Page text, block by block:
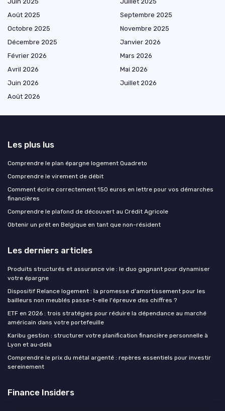
Août 2025
Septembre 2025
Octobre 2025
Novembre 2025
Décembre 2025
Janvier 2026
Février 2026
Mars 2026
Avril 2026
Mai 2026
Juin 2026
Juillet 2026
Août 2026
Les plus lus
Comprendre le plan épargne logement Quadreto
Comprendre le virement de débit
Comment écrire correctement 150 euros en lettre pour vos démarches
financières
Comprendre le plafond de découvert au Crédit Agricole
Obtenir un prêt en Belgique en tant que non-résident
Les derniers articles
Produits structurés et assurance vie : le duo gagnant pour dynamiser
votre épargne
Dispositif Relance logement : la promesse d'amortissement pour les
bailleurs non meublés passe-t-elle l'épreuve des chiffres ?
ETF en 2026 : trois stratégies pour réduire la dépendance au marché
américain dans votre portefeuille
Karibu gestion : structurer votre planification financière personnelle à
Lyon et au‑delà
Comprendre le prix du métal argenté : repères essentiels pour investir
sereinement
Finance Insiders